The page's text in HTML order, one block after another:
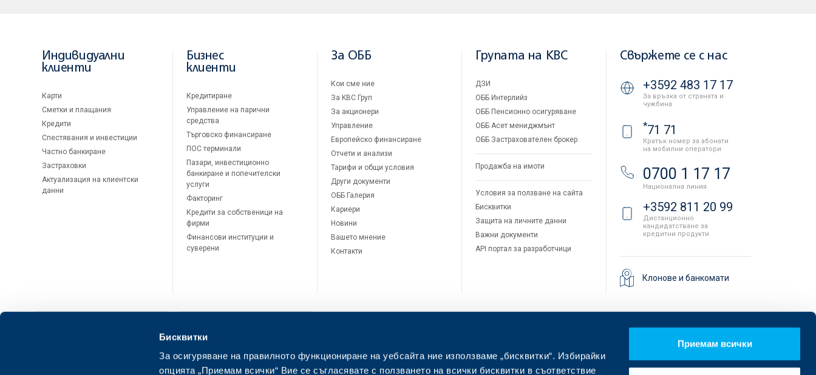
Бисквитки
За осигуряване на правилното функциониране на уебсайта ние използваме „бисквитки“. Избирайки
опцията „Приемам всички“ Вие се съгласявате с ползването на всички бисквитки в съответствие
Приемам всички
Индивидуални
клиенти
Карти
Сметки и плащания
Кредити
Спестявания и инвестиции
Частно банкиране
Застраховки
Актуализация на клиентски
данни
Бизнес
клиенти
Кредитиране
Управление на парични
средства
Търговско финансиране
ПОС терминали
Пазари, инвестиционно
банкиране и попечителски
услуги
Факторинг
Кредити за собственици на
фирми
Финансови институции и
суверени
За ОББ
Кои сме ние
За KBC Груп
За акционери
Управление
Европейско финансиране
Отчети и анализи
Тарифи и общи условия
Други документи
ОББ Галерия
Кариери
Новини
Вашето мнение
Контакти
Групата на KBC
ДЗИ
ОББ Интерлийз
ОББ Пенсионно осигуряване
ОББ Асет мениджмънт
ОББ Застрахователен брокер
Продажба на имоти
Условия за ползване на сайта
Бисквитки
Защита на личните данни
Важни документи
API портал за разработчици
Свържете се с нас
+3592 483 17 17
За връзка от страната и
чужбина
*71 71
Кратък номер за абонати
на мобилни оператори
0700 1 17 17
Национална линия
+3592 811 20 99
Дистанционно
кандидатстване за
кредитни продукти
Клонове и банкомати
ОББ Мобайл